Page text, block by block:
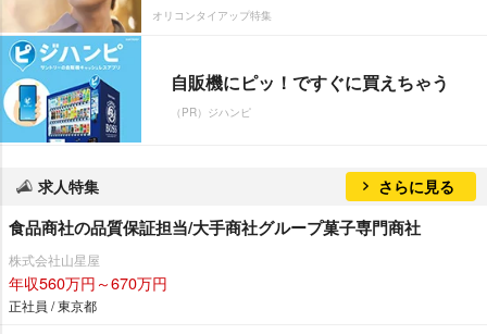
オリコンタイアップ特集
自販機にピッ！ですぐに買えちゃう
（PR）ジハンピ
求人特集 さらに見る
食品商社の品質保証担当/大手商社グループ菓子専門商社
株式会社山星屋
年収560万円～670万円
正社員 / 東京都